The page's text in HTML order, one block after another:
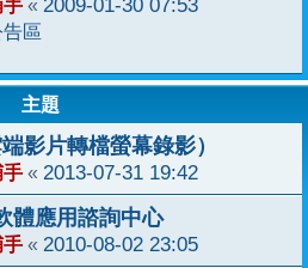
手 « 2009-01-30 07:53
區
主題
影片轉檔螢幕錄影）
手 « 2013-07-31 19:42
體應用諮詢中心
手 « 2010-08-02 23:05